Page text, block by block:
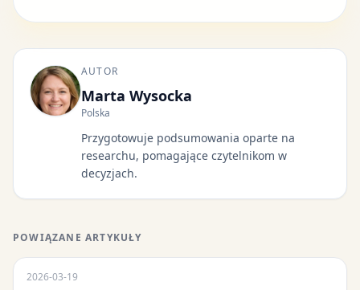
AUTOR
Marta Wysocka
Polska
Przygotowuje podsumowania oparte na
researchu, pomagające czytelnikom w
decyzjach.
POWIĄZANE ARTYKUŁY
2026-03-19